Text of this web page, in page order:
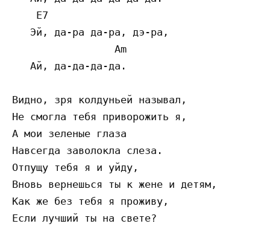
    E7
   Эй, да-ра да-ра, дэ-ра,
                 Am
   Ай, да-да-да-да.
Видно, зря колдуньей называл,
Не смогла тебя приворожить я,
А мои зеленые глаза
Навсегда заволокла слеза.
Отпущу тебя я и уйду,
Вновь вернешься ты к жене и детям,
Как же без тебя я проживу,
Если лучший ты на свете?